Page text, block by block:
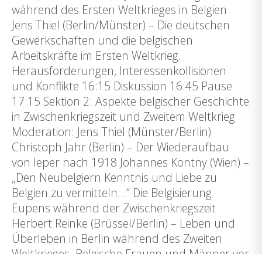
während des Ersten Weltkrieges in Belgien
Jens Thiel (Berlin/Münster) – Die deutschen
Gewerkschaften und die belgischen
Arbeitskräfte im Ersten Weltkrieg.
Herausforderungen, Interessenkollisionen
und Konflikte 16:15 Diskussion 16:45 Pause
17:15 Sektion 2: Aspekte belgischer Geschichte
in Zwischenkriegszeit und Zweitem Weltkrieg
Moderation: Jens Thiel (Münster/Berlin)
Christoph Jahr (Berlin) – Der Wiederaufbau
von Ieper nach 1918 Johannes Kontny (Wien) –
„Den Neubelgiern Kenntnis und Liebe zu
Belgien zu vermitteln…“ Die Belgisierung
Eupens während der Zwischenkriegszeit
Herbert Reinke (Brüssel/Berlin) – Leben und
Überleben in Berlin während des Zweiten